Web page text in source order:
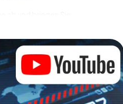
ab und bringen Sie
zu stillen Helden: Sie verewigen
erhalten Zugang zu Ihrer ganz
Place du Petit Martroy zu
Tickets in die Welt der Spionage
in einen Outdoor Escape